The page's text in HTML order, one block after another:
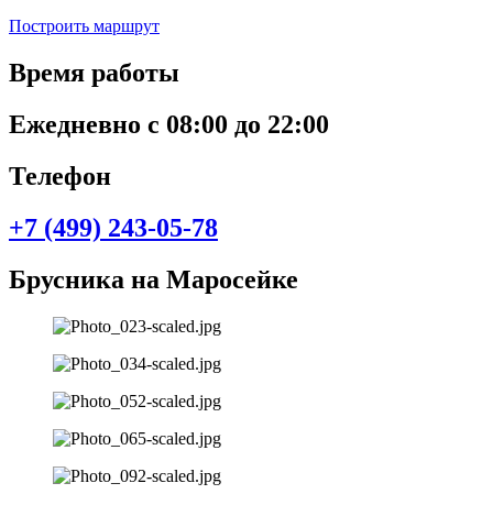
Построить маршрут
Время работы
Ежедневно с 08:00 до 22:00
Телефон
+7 (499) 243-05-78
Брусника на Маросейке